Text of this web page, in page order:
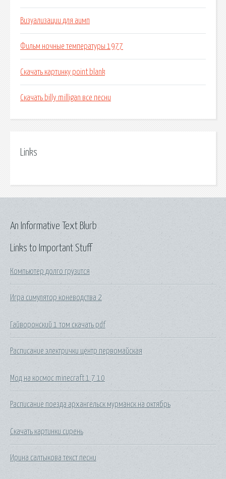
Визуализации для аимп
Фильм ночные температуры 1977
Скачать картинку point blank
Скачать billy milligan все песни
Links
Links to Important Stuff
Компьютер долго грузится
Игра симулятор коневодства 2
Гайворонский 1 том скачать pdf
Расписание электрички центр первомайская
Мод на космос minecraft 1 7 10
Расписание поезда архангельск мурманск на октябрь
Скачать картинки сирень
Ирина салтыкова текст песни
An Informative Text Blurb